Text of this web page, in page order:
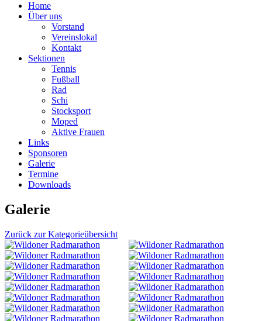
Home
Über uns
Vorstand
Vereinslokal
Kontakt
Sektionen
Tennis
Fußball
Rad
Schi
Stocksport
Moped
Aktive Frauen
Links
Sponsoren
Galerie
Termine
Downloads
Galerie
Zurück zur Kategorieübersicht